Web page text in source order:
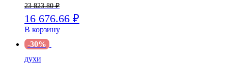
23 823.80₽
16 676.66 ₽
В корзину
-30%
духи